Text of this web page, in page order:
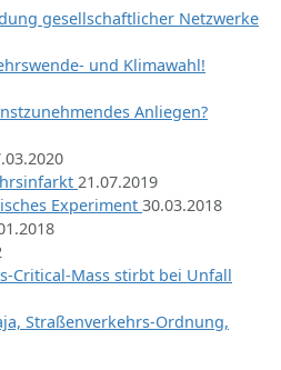
gesellschaftlicher Netzwerke
und Klimawahl!
Anliegen?
21.07.2019
Experiment 30.03.2018
Critical-Mass stirbt bei Unfall
Straßenverkehrs-Ordnung,